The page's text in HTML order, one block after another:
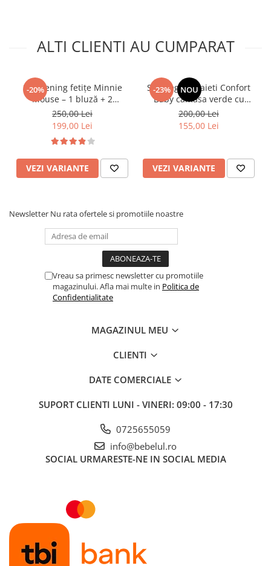
ALTI CLIENTI AU CUMPARAT
-20%
Set trening fetițe Minnie
Mouse – 1 bluză + 2
pantaloni
250,00 Lei
199,00 Lei
VEZI VARIANTE
-23% NOU
Set elegant baieti Confort
Baby camasa verde cu
maiou si bermude crem
200,00 Lei
155,00 Lei
VEZI VARIANTE
Newsletter Nu rata ofertele si promotiile noastre
Vreau sa primesc newsletter cu promotiile
magazinului. Afla mai multe in Politica de
Confidentialitate
MAGAZINUL MEU
CLIENTI
DATE COMERCIALE
SUPORT CLIENTI LUNI - VINERI: 09:00 - 17:30
0725655059
info@bebelul.ro
SOCIAL URMARESTE-NE IN SOCIAL MEDIA